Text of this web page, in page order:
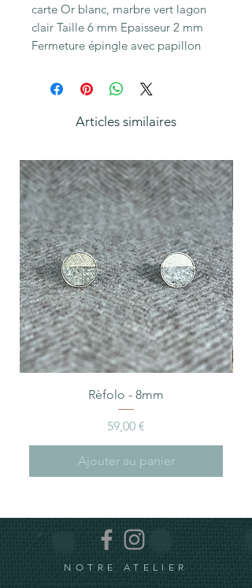
carte Or blanc, marbre vert lagon
clair Taille 6 mm Epaisseur 2 mm
Fermeture épingle avec papillon
Articles similaires
Rèfolo - 8mm
Prix
59,00 €
Ajouter au panier
NOTRE ATELIER